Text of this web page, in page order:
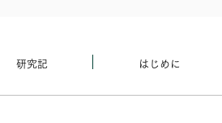
研究記 はじめに